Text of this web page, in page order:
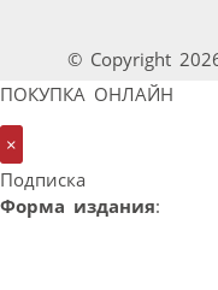
© Copyright
ПОКУПКА ОНЛАЙН
×
Подписка
Форма издания: